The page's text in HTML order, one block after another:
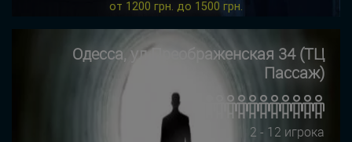
от 1200 грн. до 1500 грн.
Одесса, ул Преображенская 34 (ТЦ
Пассаж)
2 - 12 игрока